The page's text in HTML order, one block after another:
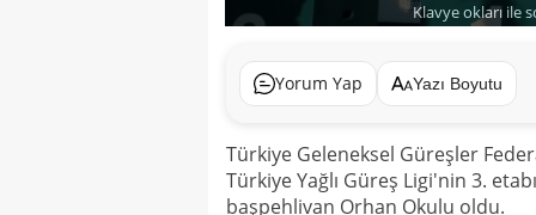
Klavye okları ile
Yorum Yap Yazı Boyutu
Türkiye Geleneksel Güreşler
Türkiye Yağlı Güreş Ligi'nin 3.
başpehlivan Orhan Okulu oldu.